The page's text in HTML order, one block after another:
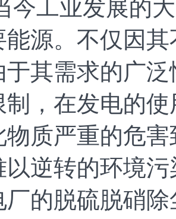
工业发展的大
能源。不仅因
于其需求的广
制，在发电的
物质严重的危
以逆转的环境
厂的脱硫脱硝